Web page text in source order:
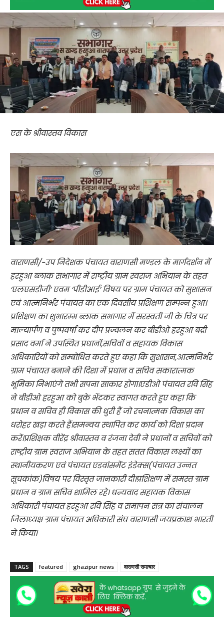
एस के श्रीवास्तव विकास
वाराणसी/-उप निदेशक पंचायत वाराणसी मण्डल के मार्गदर्शन में
हरहुआ ब्लाक सभागार में राष्ट्रीय ग्राम स्वराज अभियान के तहत
‘एलएसडीजी’ एवम ‘पीडीआई’ विषय पर ग्राम पंचायत को सुशासन
एवं आत्मनिर्भर पंचायत का एक दिवसीय प्रशिक्षण सम्पन्न हुआ।
प्रशिक्षण का शुभारम्भ ब्लाक सभागार में सरस्वती जी के चित्र पर
माल्यार्पण व पुष्पवर्षा कर दीप प्रज्वलन कर बीडीओ हरहुआ बद्री
प्रसाद वर्मा ने उपस्थित प्रधानों,सचिवों व सहायक विकास
अधिकारियों को सम्बोधित करते हुए कहा कि सुशासन,आत्मनिर्भर
ग्राम पंचायत बनाने की दिशा में प्रधान व सचिव सकारात्मक
भूमिका निभाएंगे तभी सपना साकार होगा।एडीओ पंचायत रवि सिंह
ने बीडीओ हरहुआ को बुके भेंटकर स्वागत करते हुए कहा कि
प्रधान व सचिव ही विकास की धुरी हैं जो रचनात्मक विकास का
धरोहर खड़ा करते हैं।समन्वय स्थापित कर कार्य को दिशा प्रदान
करें।प्रशिक्षक वीरेंद्र श्रीवास्तव व रंजना देवी ने प्रधानों व सचिवों को
राष्ट्रीय ग्राम स्वराज अभियान के तहत सतत विकास लक्ष्यों का
स्थानीयकरण एवं पंचायत एडवांसमेंट इंडेक्स(पंचायत उन्नत
सूचकांक)विषय पर विस्तृत जानकारी दी।प्रशिक्षण में समस्त ग्राम
प्रधान व ग्राम सचिव शामिल रहे। धन्यवाद सहायक विकास
अधिकारी पंचायत हरहुआ रवि सिंह व समापन सत्र का संचालन
जिलाध्यक्ष ग्राम पंचायत अधिकारी संघ वाराणसी जयप्रकाश भारती
ने किया।
TAGS featured ghazipur news वाराणसी समाचार